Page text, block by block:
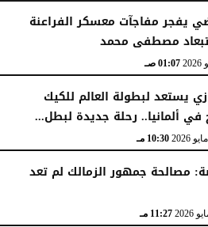
يفجر مفاجآت معسكر الفراعنة
مصطفى محمد
01:07 صـ
يستعد لبطولة العالم للكيك
ألمانيا.. رحلة جديدة لبطل...
10:30 مـ
مصالحة جمهور الزمالك لم تعد
11:27 مـ